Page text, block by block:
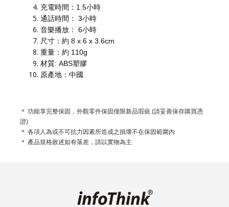
充電時間：1.5小時
通話時間： 3小時
音樂播放： 6小時
尺寸：約 8 x 6 x 3.6cm
重量：約 110g
材質: ABS塑膠
原產地：中國
＊ 功能享完整保固，外觀零件保固僅限新品瑕疵 (請妥善保存購買憑
證)
＊ 各項人為或不可抗力因素所造成之損壞不在保固範圍內
＊ 產品規格敘述如有落差，請以實物為主